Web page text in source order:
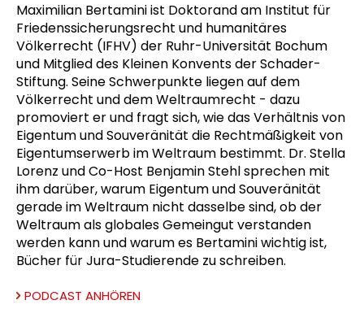
Maximilian Bertamini ist Doktorand am Institut für
Friedenssicherungsrecht und humanitäres
Völkerrecht (IFHV) der Ruhr-Universität Bochum
und Mitglied des Kleinen Konvents der Schader-
Stiftung. Seine Schwerpunkte liegen auf dem
Völkerrecht und dem Weltraumrecht - dazu
promoviert er und fragt sich, wie das Verhältnis von
Eigentum und Souveränität die Rechtmäßigkeit von
Eigentumserwerb im Weltraum bestimmt. Dr. Stella
Lorenz und Co-Host Benjamin Stehl sprechen mit
ihm darüber, warum Eigentum und Souveränität
gerade im Weltraum nicht dasselbe sind, ob der
Weltraum als globales Gemeingut verstanden
werden kann und warum es Bertamini wichtig ist,
Bücher für Jura-Studierende zu schreiben.
PODCAST ANHÖREN